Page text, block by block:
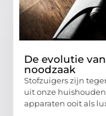
De evolutie
noodzaak
Stofzuigers zijn
uit onze
apparaten ooit als